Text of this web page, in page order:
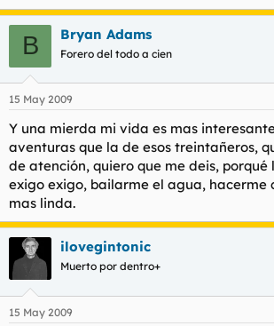
B Bryan Adams
Forero del todo a cien
15 May 2009
Y una mierda mi vida es mas
aventuras que la de esos treintañeros,
de atención, quiero que me deis, porqué
exigo exigo, bailarme el agua, hacerme
mas linda.
ilovegintonic
Muerto por dentro+
15 May 2009